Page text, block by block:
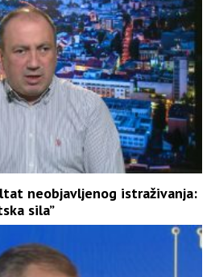
neobjavljenog istraživanja:
sila”